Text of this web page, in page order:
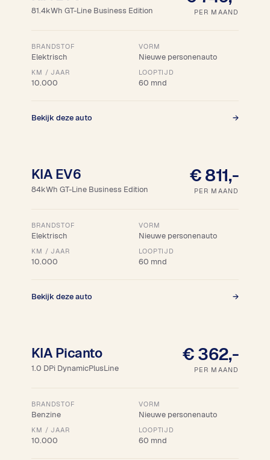
81.4kWh GT-Line Business Edition PER MAAND
BRANDSTOF
Elektrisch
VORM
Nieuwe personenauto
KM / JAAR
10.000
LOOPTIJD
60 mnd
Bekijk deze auto →
KIA EV6
84kWh GT-Line Business Edition
€ 811,-
PER MAAND
BRANDSTOF
Elektrisch
VORM
Nieuwe personenauto
KM / JAAR
10.000
LOOPTIJD
60 mnd
Bekijk deze auto →
KIA Picanto
1.0 DPi DynamicPlusLine
€ 362,-
PER MAAND
BRANDSTOF
Benzine
VORM
Nieuwe personenauto
KM / JAAR
10.000
LOOPTIJD
60 mnd